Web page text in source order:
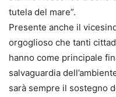
tutela del mare”.
Presente anche il
orgoglioso che tanti
hanno come principale
salvaguardia
sarà sempre il sostegno